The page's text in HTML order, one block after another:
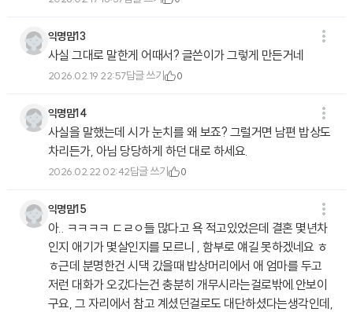
익명맘13
사실 그대로 말한게 어때서? 글쓴이가 그렇게 만든거네
2026.02.19 22:57답글 쓰기 0
익명맘14
사실을 말했는데 시가 눈치를 왜 보죠? 그럴거면 남편 밥상도
차리든가, 아님 당당하게 하던 대로 하세요.
2026.02.22 02:42답글 쓰기 0
익명맘15
아.. ㅋㅋㅋㅋ ㄷㄹㅇ들 많다고 욕 적고있었은데 결혼 몇년차
인지 애기가 몇살인지를 모르니 , 함부로 얘길 못하겠네요 ㅎ
ㅎ근데 분명한건 시댁 갔을때 밥상머리에서 애 엄마를 두고
저런 대화가 오갔다는건 충분히 개무시라는걸로밖에.안보이
구요, 그 자리에서 참고 계셨던걸로도 대단하셨다는생각인데,